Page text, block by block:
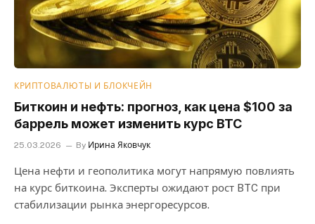
КРИПТОВАЛЮТЫ И БЛОКЧЕЙН
Биткоин и нефть: прогноз, как цена $100 за
баррель может изменить курс BTC
25.03.2026 By Ирина Яковчук
Цена нефти и геополитика могут напрямую повлиять
на курс биткоина. Эксперты ожидают рост BTC при
стабилизации рынка энергоресурсов.